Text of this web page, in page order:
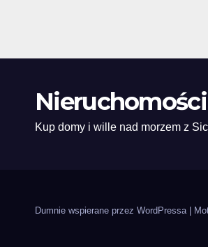
Kup domy i wille nad morzem z
Dumnie wspierane przez WordPressa